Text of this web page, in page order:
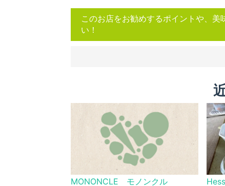
このお店をお勧めするポイントや、美
い！
MONONCLE モノンクル